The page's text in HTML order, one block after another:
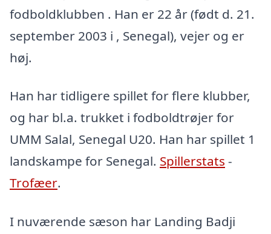
fodboldklubben . Han er 22 år (født d. 21.
september 2003 i , Senegal), vejer og er
høj.
Han har tidligere spillet for flere klubber,
og har bl.a. trukket i fodboldtrøjer for
UMM Salal, Senegal U20. Han har spillet 1
landskampe for Senegal. Spillerstats -
Trofæer.
I nuværende sæson har Landing Badji